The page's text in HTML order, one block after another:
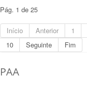
Pág. 1 de 25
Início Anterior 1
10
Seguinte Fim
PAA